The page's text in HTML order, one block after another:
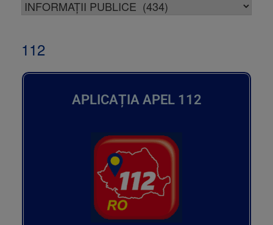
112
APLICAȚIA APEL 112